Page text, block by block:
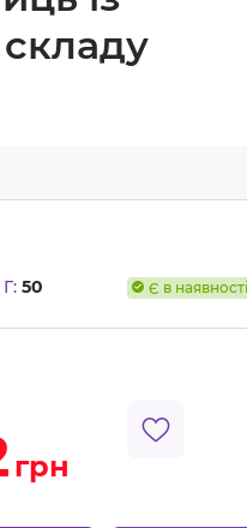
Г: 50 Є в наявності
грн